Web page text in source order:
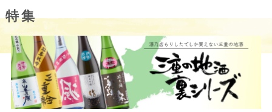
特集